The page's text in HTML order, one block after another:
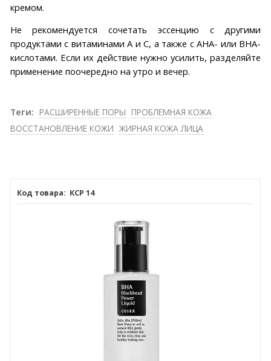
кремом.
Не рекомендуется сочетать эссенцию с другими
продуктами с витаминами А и С, а также с AHA- или BHA-
кислотами. Если их действие нужно усилить, разделяйте
применение поочередно на утро и вечер.
Теги: РАСШИРЕННЫЕ ПОРЫ ПРОБЛЕМНАЯ КОЖА
ВОССТАНОВЛЕНИЕ КОЖИ ЖИРНАЯ КОЖА ЛИЦА
КСР 14